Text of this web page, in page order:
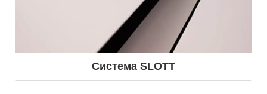
Система SLOTT